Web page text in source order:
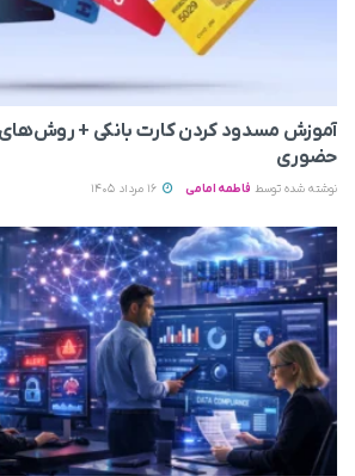
آموزش مسدود کردن کارت بانکی + روش‌های
حضوری
نوشته شده توسط فاطمه امامی